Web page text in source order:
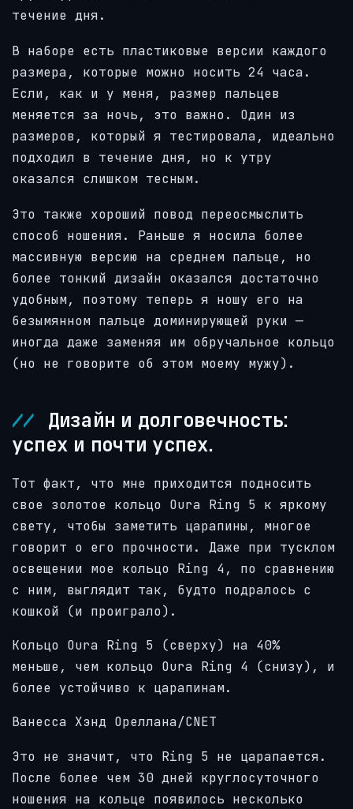
течение дня.
В наборе есть пластиковые версии каждого
размера, которые можно носить 24 часа.
Если, как и у меня, размер пальцев
меняется за ночь, это важно. Один из
размеров, который я тестировала, идеально
подходил в течение дня, но к утру
оказался слишком тесным.
Это также хороший повод переосмыслить
способ ношения. Раньше я носила более
массивную версию на среднем пальце, но
более тонкий дизайн оказался достаточно
удобным, поэтому теперь я ношу его на
безымянном пальце доминирующей руки —
иногда даже заменяя им обручальное кольцо
(но не говорите об этом моему мужу).
Дизайн и долговечность:
успех и почти успех.
Тот факт, что мне приходится подносить
свое золотое кольцо Oura Ring 5 к яркому
свету, чтобы заметить царапины, многое
говорит о его прочности. Даже при тусклом
освещении мое кольцо Ring 4, по сравнению
с ним, выглядит так, будто подралось с
кошкой (и проиграло).
Кольцо Oura Ring 5 (сверху) на 40%
меньше, чем кольцо Oura Ring 4 (снизу), и
более устойчиво к царапинам.
Ванесса Хэнд Ореллана/CNET
Это не значит, что Ring 5 не царапается.
После более чем 30 дней круглосуточного
ношения на кольце появилось несколько